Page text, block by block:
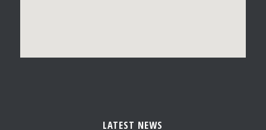
LATEST NEWS